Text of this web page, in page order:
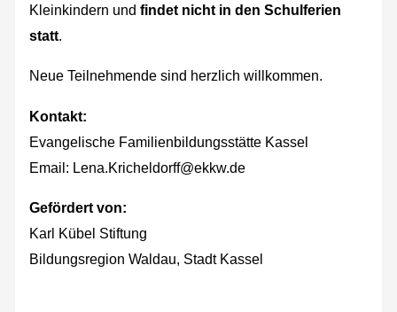
Kleinkindern undfindet nicht in den Schulferien
statt.
Neue Teilnehmende sind herzlich willkommen.
Kontakt:
Evangelische Familienbildungsstätte Kassel
Email: Lena.Kricheldorff@ekkw.de
Gefördert von:
Karl Kübel Stiftung
Bildungsregion Waldau, Stadt Kassel